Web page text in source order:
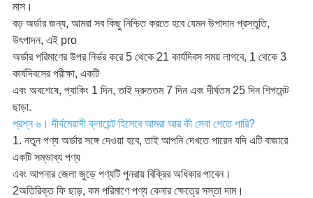
মাস।
বড় অর্ডার জন্য, আমরা সব কিছু নিশ্চিত করতে হবে যেমন উপাদান প্রস্তুতি,
উৎপাদন, এই pro
অর্ডার পরিমাণের উপর নির্ভর করে 5 থেকে 21 কার্যদিবস সময় লাগবে, 1 থেকে 3
কার্যদিবসের পরীক্ষা, একটি
এবং অবশেষে, প্যাকিং 1 দিন, তাই দ্রুততম 7 দিন এবং দীর্ঘতম 25 দিন শিপমেন্ট
ছাড়া.
প্রশ্ন ৬। দীর্ঘমেয়াদী ক্লায়েন্ট হিসেবে আমরা আর কী সেবা পেতে পারি?
1. নতুন পণ্য অর্ডার সঙ্গে দেওয়া হবে, তাই আপনি দেখতে পারেন যদি এটি বাজারে
একটি সম্ভাব্য পণ্য
এবং আপনার জেলা জুড়ে পণ্যটি পুনরায় বিক্রির অধিকার পাবেন।
2অতিরিক্ত ফি ছাড়, কম পরিমাণে পণ্য কেনার ক্ষেত্রে সস্তা দাম।